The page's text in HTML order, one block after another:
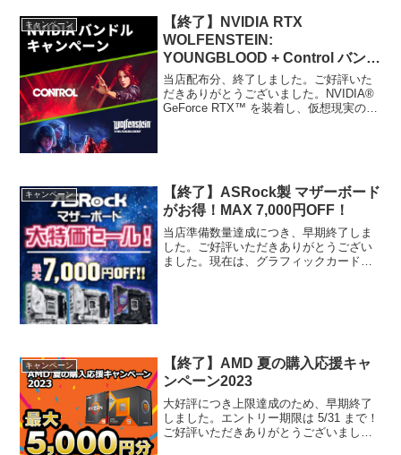
キャンペーン
【終了】NVIDIA RTX
WOLFENSTEIN:
YOUNGBLOOD + Control バンド
ルキャンペーン
当店配布分、終了しました。ご好評いた
だきありがとうございました。NVIDIA®
GeForce RTX™ を装着し、仮想現実の敵
キャンペーン
【終了】ASRock製 マザーボード
がお得！MAX 7,000円OFF！
当店準備数量達成につき、早期終了しま
した。ご好評いただきありがとうござい
ました。現在は、グラフィックカードや
キャンペーン
【終了】AMD 夏の購入応援キャ
ンペーン2023
大好評につき上限達成のため、早期終了
しました。エントリー期限は 5/31 まで！
ご好評いただきありがとうございまし